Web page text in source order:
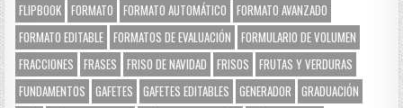
FLIPBOOK FORMATO FORMATO AUTOMÁTICO
FORMATO AVANZADO
FORMATO EDITABLE FORMATOS DE EVALUACIÓN
FORMULARIO DE VOLUMEN
FRACCIONES
FRASES FRISO DE NAVIDAD FRISOS
FRUTAS Y VERDURAS
FUNDAMENTOS
GAFETES GAFETES EDITABLES GENERADOR
GRADUACIÓN